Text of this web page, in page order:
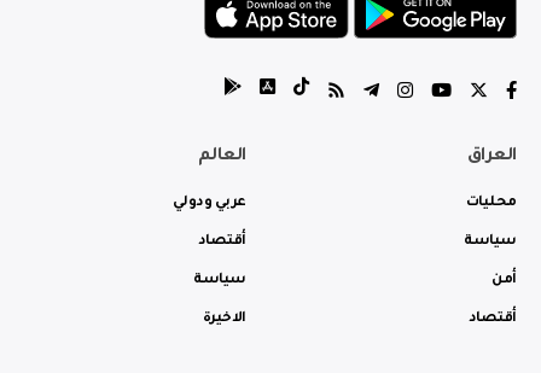
العراق
محليات
سياسة
أمن
أقتصاد
العالم
عربي ودولي
أقتصاد
سياسة
الاخيرة